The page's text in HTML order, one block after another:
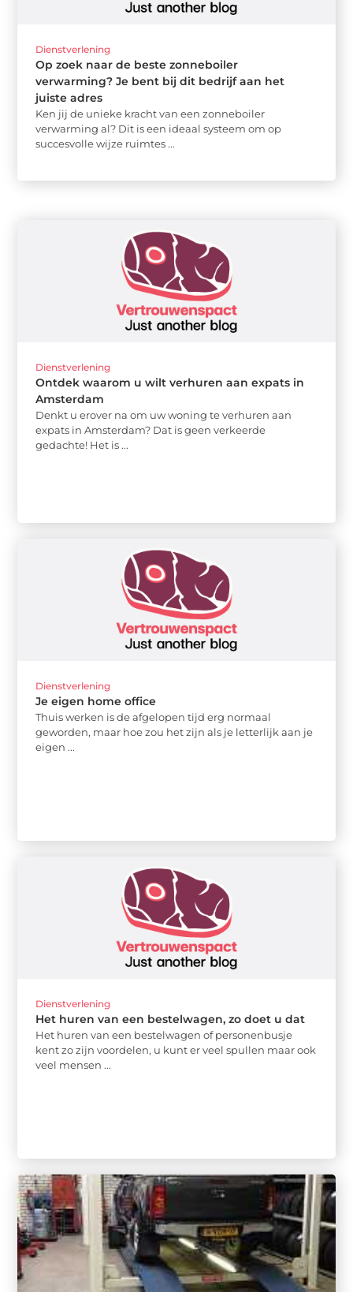
Dienstverlening
Op zoek naar de beste zonneboiler
verwarming? Je bent bij dit bedrijf aan het
juiste adres
Ken jij de unieke kracht van een zonneboiler
verwarming al? Dit is een ideaal systeem om op
succesvolle wijze ruimtes ...
Dienstverlening
Ontdek waarom u wilt verhuren aan expats in
Amsterdam
Denkt u erover na om uw woning te verhuren aan
expats in Amsterdam? Dat is geen verkeerde
gedachte! Het is ...
Dienstverlening
Je eigen home office
Thuis werken is de afgelopen tijd erg normaal
geworden, maar hoe zou het zijn als je letterlijk aan je
eigen ...
Dienstverlening
Het huren van een bestelwagen, zo doet u dat
Het huren van een bestelwagen of personenbusje
kent zo zijn voordelen, u kunt er veel spullen maar ook
veel mensen ...